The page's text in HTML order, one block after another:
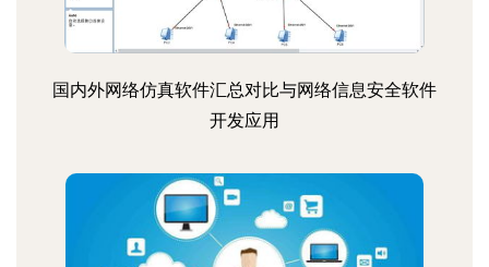
国内外网络仿真软件汇总对比与网络信息安全软件
开发应用